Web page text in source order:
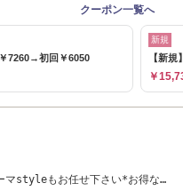
クーポン一覧へ
7260→初回￥6050
新規
【新
￥
マstyleもお任せ下さい*お得な